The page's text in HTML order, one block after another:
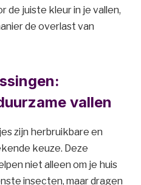
de juiste kleur in je vallen,
de overlast van
vallen
zijn herbruikbare en
keuze. Deze
niet alleen om je huis
insecten, maar dragen